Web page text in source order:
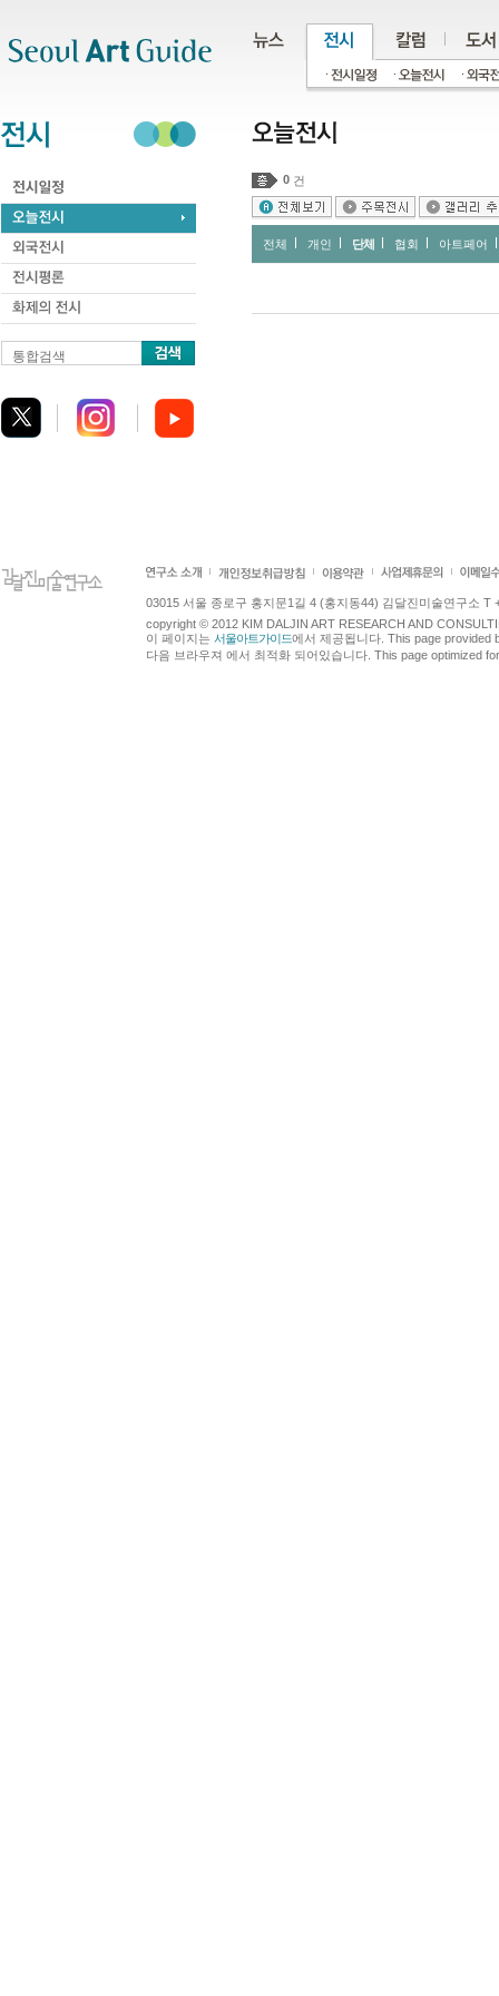
통합검색
0 건
전체 개인 단체 협회 아트페어
03015 서울 종로구 홍지문1길 4 (홍지동44) 김달진미술연구소 T
copyright © 2012 KIM DALJIN ART RESEARCH AND
이 페이지는 서울아트가이드에서 제공됩니다. This page provided
다음 브라우져 에서 최적화 되어있습니다. This page optimized